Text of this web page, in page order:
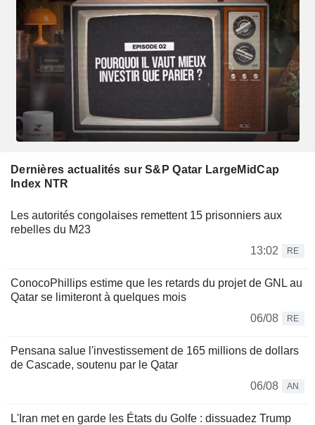
Dernières actualités sur S&P Qatar LargeMidCap
Index NTR
Les autorités congolaises remettent 15 prisonniers aux
rebelles du M23
13:02
RE
ConocoPhillips estime que les retards du projet de GNL au
Qatar se limiteront à quelques mois
06/08
RE
Pensana salue l'investissement de 165 millions de dollars
de Cascade, soutenu par le Qatar
06/08
AN
L'Iran met en garde les États du Golfe : dissuadez Trump